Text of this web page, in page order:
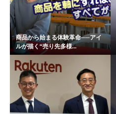
商品から始まる体験革命──アイ
ルが描く“売り先多様...